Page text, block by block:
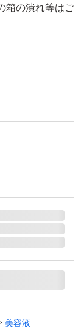
箱の潰れ等はご
美容液